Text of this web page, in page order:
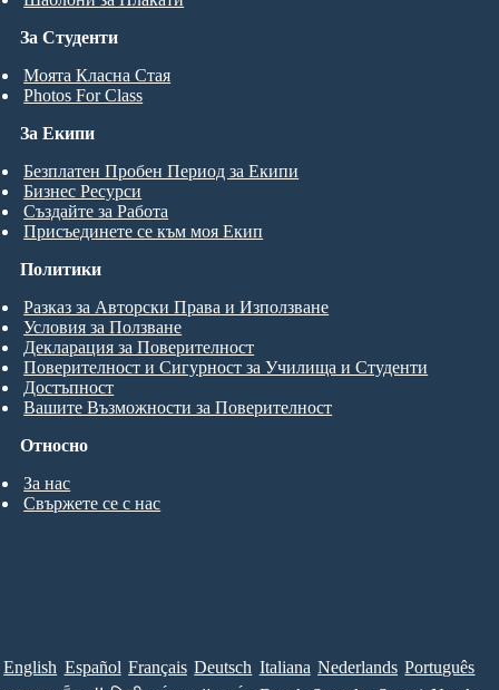
За Студенти
Моята Класна Стая
Photos For Class
За Екипи
Безплатен Пробен Период за Екипи
Бизнес Ресурси
Създайте за Работа
Присъединете се към моя Екип
Относно
За нас
Свържете се с нас
Политики
Разказ за Авторски Права и Използване
Условия за Ползване
Декларация за Поверителност
Поверителност и Сигурност за Училища и Студенти
Достъпност
Вашите Възможности за Поверителност
English Español Français Deutsch Italiana Nederlands Português